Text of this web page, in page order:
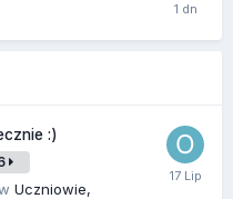
:)
Uczniowie,